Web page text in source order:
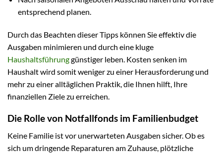
entsprechend planen.
Durch das Beachten dieser Tipps können Sie effektiv die
Ausgaben minimieren und durch eine kluge
Haushaltsführunggünstiger leben. Kosten senken im
Haushalt wird somit weniger zu einer Herausforderung und
mehr zu einer alltäglichen Praktik, die Ihnen hilft, Ihre
finanziellen Ziele zu erreichen.
Die Rolle von Notfallfonds im Familienbudget
Keine Familie ist vor unerwarteten Ausgaben sicher. Ob es
sich um dringende Reparaturen am Zuhause, plötzliche